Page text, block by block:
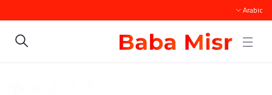
Arabic